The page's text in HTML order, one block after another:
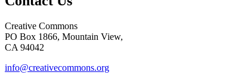
Creative Commons
PO Box 1866, Mountain View,
CA 94042
info@creativecommons.org